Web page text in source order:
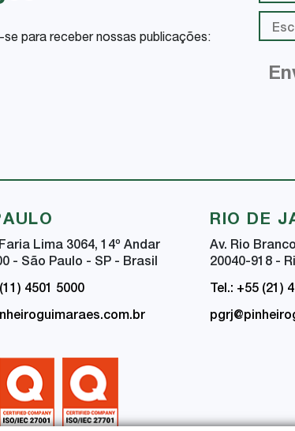
para receber nossas publicações:
Lima 3064, 14º Andar
- São Paulo - SP - Brasil
4501 5000
RIO DE
Av. Rio
20040-918 -
Tel.: +55 (21)